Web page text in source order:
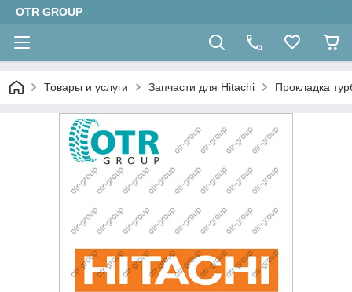
OTR GROUP
Товары и услуги Запчасти для Hitachi Прокладка